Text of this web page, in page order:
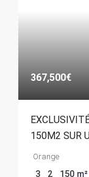
367,500€
150M2 SUR
Orange
3 2 150 m²